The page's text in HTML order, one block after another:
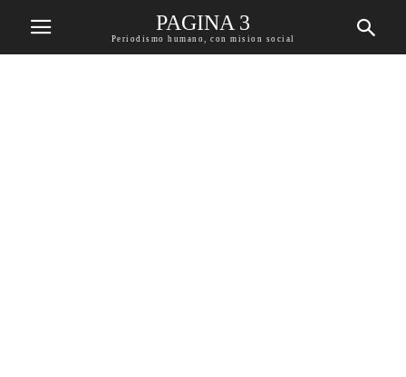
PAGINA 3
Periodismo humano, con mision social